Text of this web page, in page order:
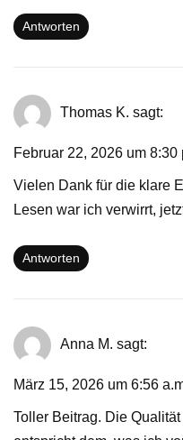
Antworten
Thomas K. sagt:
Februar 22, 2026 um 8:30
Vielen Dank für die klare
Lesen war ich verwirrt,
Antworten
Anna M. sagt:
März 15, 2026 um 6:56
Toller Beitrag. Die